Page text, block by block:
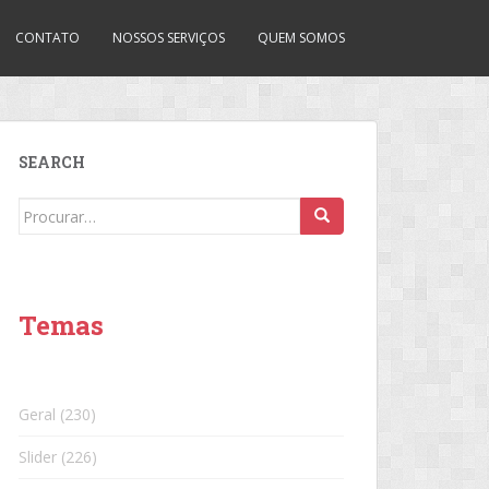
CONTATO NOSSOS SERVIÇOS QUEM SOMOS
SEARCH
Search
Temas
Geral (230)
Slider (226)